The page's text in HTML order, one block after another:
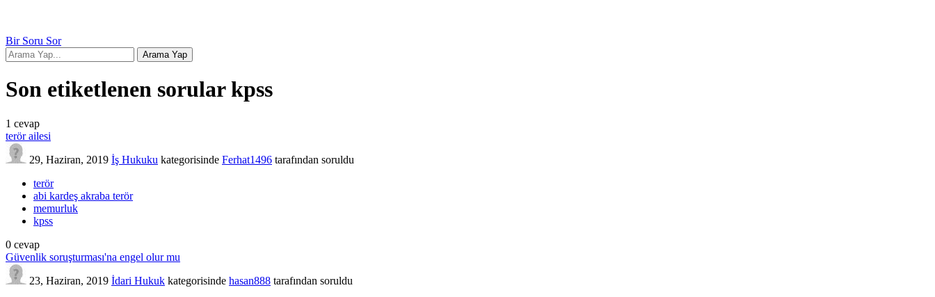
Bir Soru Sor
Son etiketlenen sorular kpss
1 cevap
terör ailesi
29, Haziran, 2019 İş Hukuku kategorisinde Ferhat1496 tarafından soruldu
terör
abi kardeş akraba terör
memurluk
kpss
0 cevap
Güvenlik soruşturması'na engel olur mu
23, Haziran, 2019 İdari Hukuk kategorisinde hasan888 tarafından soruldu